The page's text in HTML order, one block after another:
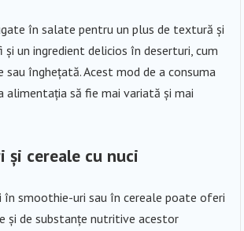
în salate pentru un plus de textură și
și un ingredient delicios în deserturi, cum
înghețată. Acest mod de a consuma
alimentația să fie mai variată și mai
și cereale cu nuci
în smoothie-uri sau în cereale poate oferi
și de substanțe nutritive acestor